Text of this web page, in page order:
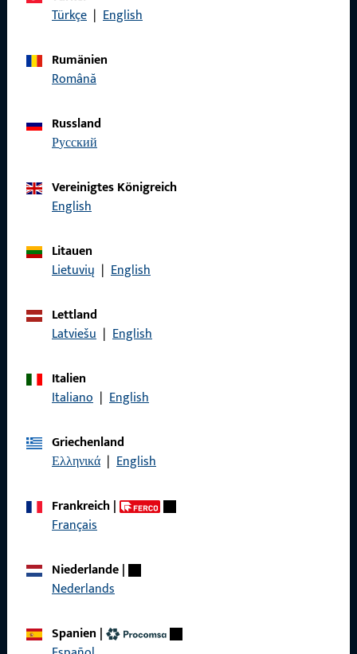
Türkçe | English
Rumänien
Română
Russland
русский
Vereinigtes Königreich
English
Litauen
Lietuvių | English
Lettland
Latviešu | English
Italien
Italiano | English
Griechenland
Ελληνικά | English
Frankreich|
Français
Niederlande|
Nederlands
Spanien |
Impressum
Schnelleinstieg
Referenzen
Produktkatalog
Kontakt aufnehmen